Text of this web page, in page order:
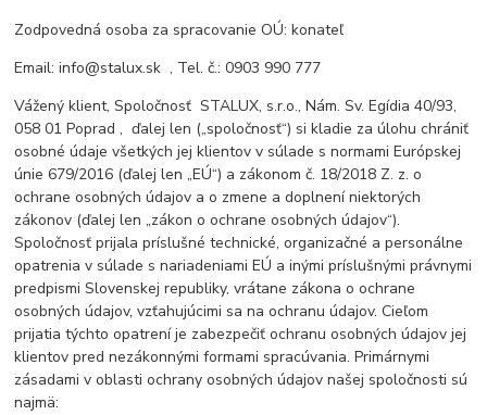
Zodpovedná osoba za spracovanie OÚ: konateľ
Email: info@stalux.sk , Tel. č.: 0903 990 777
Vážený klient, Spoločnosť STALUX, s.r.o., Nám. Sv. Egídia 40/93,
058 01 Poprad , ďalej len („spoločnosť“) si kladie za úlohu chrániť
osobné údaje všetkých jej klientov v súlade s normami Európskej
únie 679/2016 (ďalej len „EÚ“) a zákonom č. 18/2018 Z. z. o
ochrane osobných údajov a o zmene a doplnení niektorých
zákonov (ďalej len „zákon o ochrane osobných údajov“).
Spoločnosť prijala príslušné technické, organizačné a personálne
opatrenia v súlade s nariadeniami EÚ a inými príslušnými právnymi
predpismi Slovenskej republiky, vrátane zákona o ochrane
osobných údajov, vzťahujúcimi sa na ochranu údajov. Cieľom
prijatia týchto opatrení je zabezpečiť ochranu osobných údajov jej
klientov pred nezákonnými formami spracúvania. Primárnymi
zásadami v oblasti ochrany osobných údajov našej spoločnosti sú
najmä: